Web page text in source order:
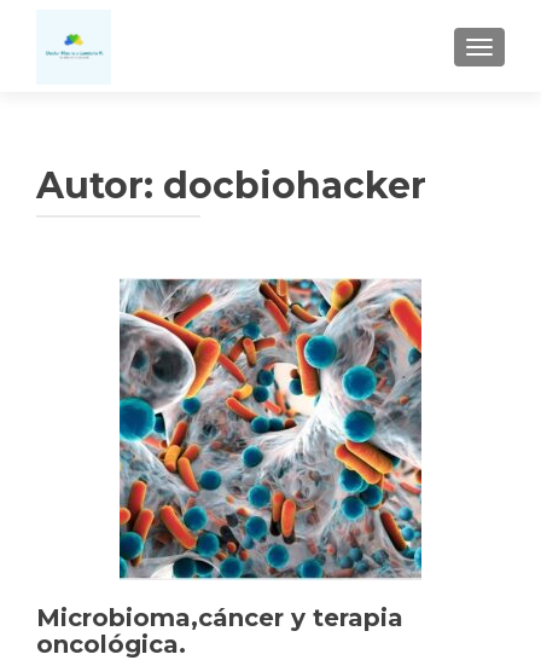
Autor: docbiohacker
Microbioma,cáncer y terapia
oncológica.
Navegación
entradas